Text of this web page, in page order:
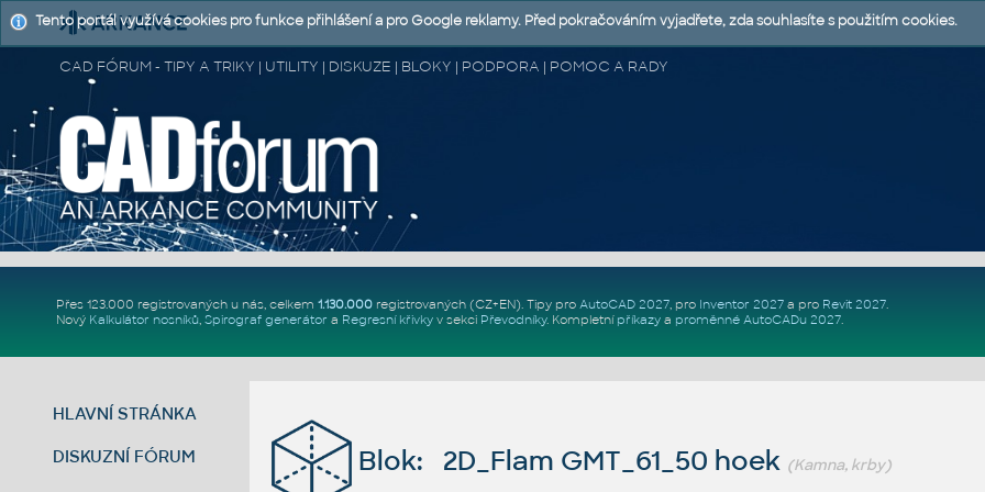
CAD FÓRUM - TIPY A TRIKY | UTILITY | DISKUZE | BLOKY | PODPORA | POMOC A RADY
Přes 123.000 registrovaných u nás, celkem 1.130.000registrovaných (CZ+EN). Tipy pro AutoCAD 2027, pro Inventor 2027a pro Revit 2027.
Nový Kalkulátor nosníků, Spirograf generátor a Regresní křivkyv sekci Převodníky. Kompletní příkazya proměnné AutoCADu 2027.
HLAVNÍ STRÁNKA
DISKUZNÍ FÓRUM Blok: 2D_Flam GMT_61_50 hoek (Kamna, krby)
Tento portál využívá cookies pro funkce přihlášení a pro Google reklamy. Před pokračováním vyjadřete, zda souhlasíte s použitím cookies.